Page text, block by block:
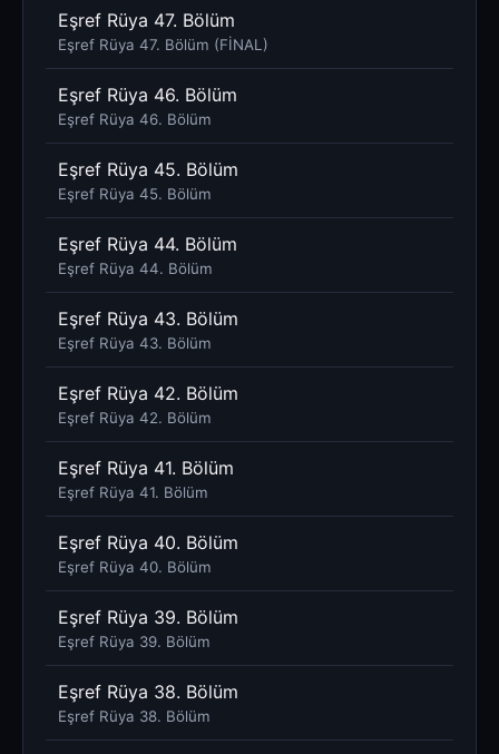
Eşref Rüya 47. Bölüm
Eşref Rüya 47. Bölüm (FİNAL)
Eşref Rüya 46. Bölüm
Eşref Rüya 46. Bölüm
Eşref Rüya 45. Bölüm
Eşref Rüya 45. Bölüm
Eşref Rüya 44. Bölüm
Eşref Rüya 44. Bölüm
Eşref Rüya 43. Bölüm
Eşref Rüya 43. Bölüm
Eşref Rüya 42. Bölüm
Eşref Rüya 42. Bölüm
Eşref Rüya 41. Bölüm
Eşref Rüya 41. Bölüm
Eşref Rüya 40. Bölüm
Eşref Rüya 40. Bölüm
Eşref Rüya 39. Bölüm
Eşref Rüya 39. Bölüm
Eşref Rüya 38. Bölüm
Eşref Rüya 38. Bölüm